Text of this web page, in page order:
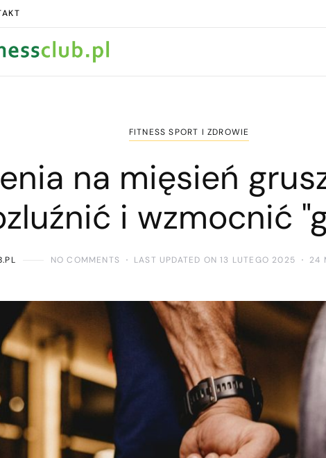
FITNESS SPORT I ZDROWIE
na mięsień
i wzmocnić
NO COMMENTS LAST UPDATED ON 13 LUTEGO 2025 24